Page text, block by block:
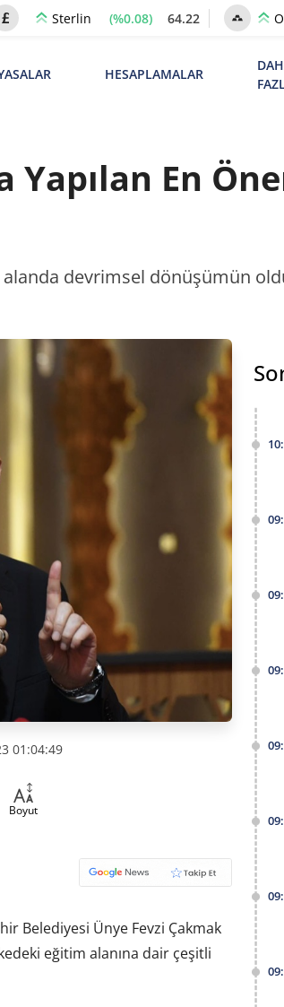
Sterlin (%0.08) 64.22
HESAPLAMALAR
Yapılan En
alanda devrimsel dönüşümün
01:04:49
Boyut
Belediyesi Ünye Fevzi Çakmak
eğitim alanına dair çeşitli